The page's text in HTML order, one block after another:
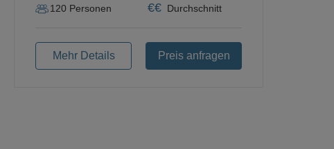
120 Personen €€ Durchschnitt
Mehr Details Preis anfragen